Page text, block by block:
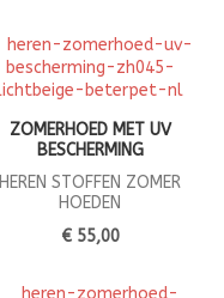
ZOMERHOED MET UV
BESCHERMING
HEREN STOFFEN ZOMER
HOEDEN
€ 55,00